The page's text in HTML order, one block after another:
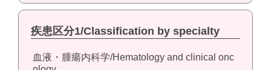
疾患区分1/Classification by specialty
血液・腫瘍内科学/Hematology and clinical onc